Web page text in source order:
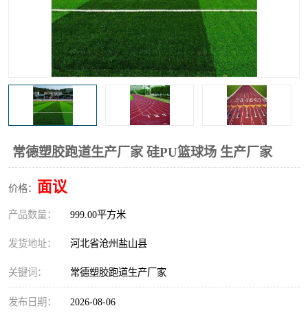
常德塑胶跑道生产厂家 硅PU篮球场 生产厂家
价格： 面议
产品数量： 999.00平方米
发货地址： 河北省沧州盐山县
关键词： 常德塑胶跑道生产厂家
发布日期： 2026-08-06